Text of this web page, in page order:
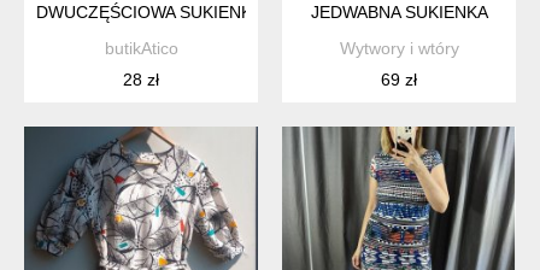
DWUCZĘŚCIOWA SUKIENKA #24
butikAtico
28 zł
JEDWABNA SUKIENKA
Wytwory i wtóry
69 zł